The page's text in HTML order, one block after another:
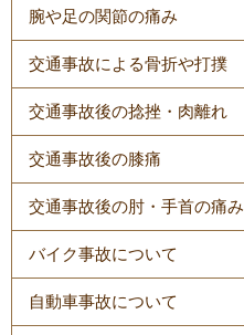
腕や足の関節の痛み
交通事故による骨折や打撲
交通事故後の捻挫・肉離れ
交通事故後の膝痛
交通事故後の肘・手首の痛み
バイク事故について
自動車事故について